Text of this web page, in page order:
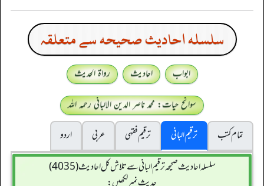
سلسله احاديث صحيحه سے متعلقہ
ابواب احادیث
رواۃ الحدیث
سوانح حیات: محمد ناصر الدین الالبانی رحمہ اللہ
تمام کتب
ترقیم البانی ترقيم فقہی عربی
اردو
سلسله احاديث صحيحه ترقیم البانی سے تلاش کل احادیث (4035)